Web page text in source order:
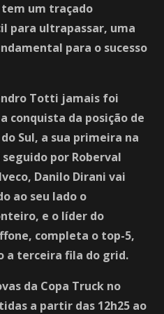
tem um traçado
para ultrapassar, uma
para o sucesso
Totti jamais foi
conquista da posição de
Sul, a sua primeira na
por Roberval
Danilo Dirani vai
ao seu lado o
e o líder do
completa o top-5,
a terceira fila do grid.
da Copa Truck no
a partir das 12h25 ao